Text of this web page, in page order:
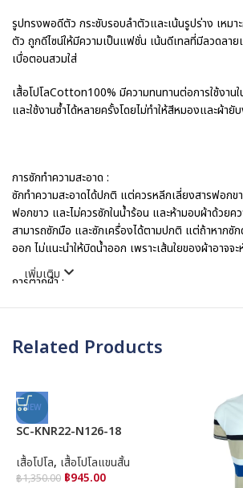
รูปทรงพอดีตัว กระชับรอบลำตัวและเน้นรูปร่าง เหม
ตัว ถูกดีไซน์ให้มีความเป็นแฟชั่น เน้นดีเทลที่มีลวดลาย
เบื่อตอนสวมใส่
เสื้อโปโลCotton100% มีความทนทานต่อการใช้งานใ
และใช้งานซ้ำได้หลายครั้งโดยไม่ทำให้สีหมองและผ้ายั
การซักทำความสะอาด :
ซักทำความสะอาดได้ปกติ แต่ควรหลีกเลี่ยงสารฟอก
ฟอกขาว และไม่ควรซักในน้ำร้อน และห้ามอบผ้าด้วยค
สามารถซักมือ และซักเครื่องได้ตามปกติ แต่ถ้าหากซัก
ออก ไม่แนะนำให้บิดน้ำออก เพราะเส้นใยของผ้าอาจจะ
การตากผ้า :
โดยตรง ควรตากไว้ในที่ร่มที่มีอากาศถ่ายเทสะดวก เพื่
การรีด :
เนื่องจากเป็นผ้าฝ้าย100 %จึงมีความยับมากกว่าปกติฉ
คือการฉีดน้ำ หรือใช้เตารีดไอน้ำเพื่อ ทำให้เส้นฝ้ายคาย
โดยใช้ความร้อนเพียงระดับต่ำ – กลาง ห้ามนำผ้าไปอ
แห้งธรรมชาติเท่านั้น! กลับด้านในของเสื้อผ้าออกมารีด
เพิ่มเติม
Related Products
NEW
SC-KNR22-N126-18
เสื้อโปโล, เสื้อโปโลแขนสั้น
฿1,350.00 ฿945.00